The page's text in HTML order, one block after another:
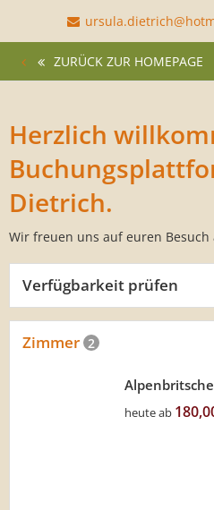
ZURÜCK ZUR HOMEPAGE
Herzlich
Dietrich.
Wir freuen uns auf euren
Verfügbarkeit prüfen
Zimmer 2
Alpenbritsche
heute ab